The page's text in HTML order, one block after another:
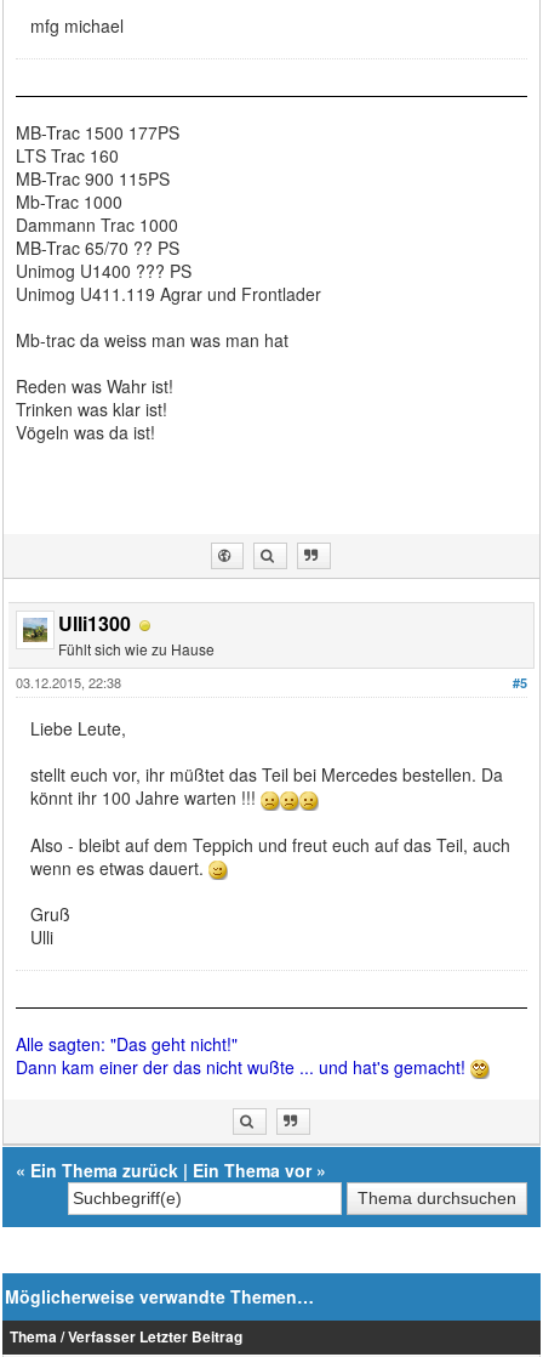
mfg michael
MB-Trac 1500 177PS
LTS Trac 160
MB-Trac 900 115PS
Mb-Trac 1000
Dammann Trac 1000
MB-Trac 65/70 ?? PS
Unimog U1400 ??? PS
Unimog U411.119 Agrar und Frontlader
Mb-trac da weiss man was man hat
Reden was Wahr ist!
Trinken was klar ist!
Vögeln was da ist!
Ulli1300
Fühlt sich wie zu Hause
#5
03.12.2015, 22:38
Liebe Leute,
stellt euch vor, ihr müßtet das Teil bei Mercedes bestellen. Da
könnt ihr 100 Jahre warten !!!
Also - bleibt auf dem Teppich und freut euch auf das Teil, auch
wenn es etwas dauert.
Gruß
Ulli
Alle sagten: "Das geht nicht!"
Dann kam einer der das nicht wußte ... und hat's gemacht!
« Ein Thema zurück | Ein Thema vor»
Möglicherweise verwandte Themen…
Thema / Verfasser Letzter Beitrag